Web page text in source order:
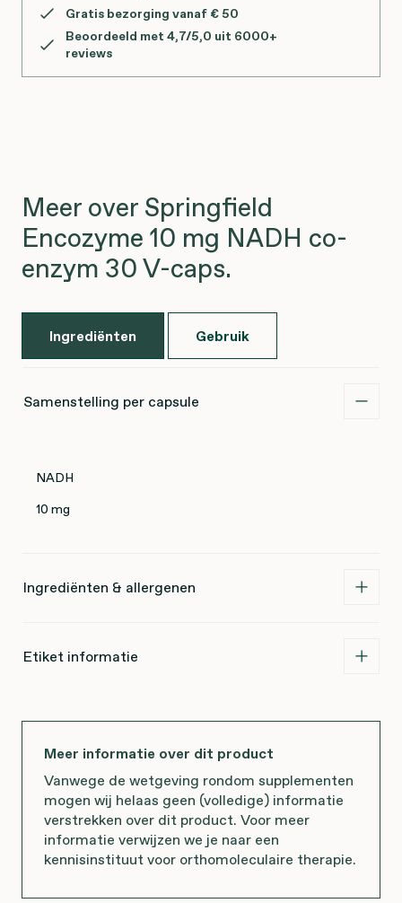
Gratis bezorging vanaf € 50
Beoordeeld met 4,7/5,0 uit 6000+
reviews
Meer over Springfield
Encozyme 10 mg NADH co-
enzym 30 V-caps.
Ingrediënten Gebruik
Samenstelling per capsule
NADH
10 mg
Ingrediënten & allergenen
Etiket informatie
Meer informatie over dit product
Vanwege de wetgeving rondom supplementen
mogen wij helaas geen (volledige) informatie
verstrekken over dit product. Voor meer
informatie verwijzen we je naar een
kennisinstituut voor orthomoleculaire therapie.